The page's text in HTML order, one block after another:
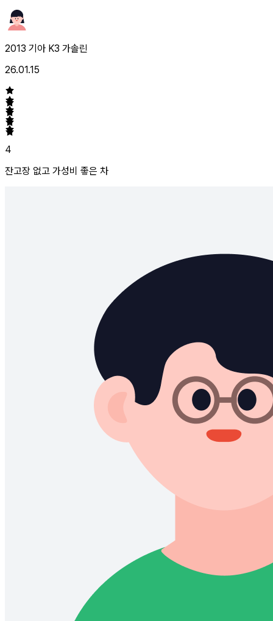
2013 기아 K3 가솔린
26.01.15
4
잔고장 없고 가성비 좋은 차